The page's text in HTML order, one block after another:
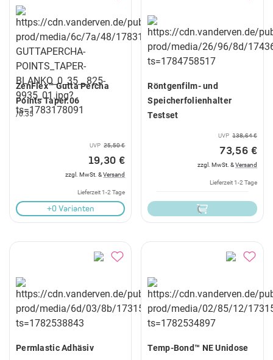
ZenFlex™ Gutta Percha
Points Taper.06
/0.35
UVP 25,50 €
19,30 €
zzgl. MwSt. &Versand
Lieferzeit 1-2 Tage
+0 Varianten
Röntgenfilm- und
Speicherfolienhalter
Testset
UVP 138,64 €
73,56 €
zzgl. MwSt. &Versand
Lieferzeit 1-2 Tage
Permlastic Adhäsiv Temp-Bond™ NE Unidose